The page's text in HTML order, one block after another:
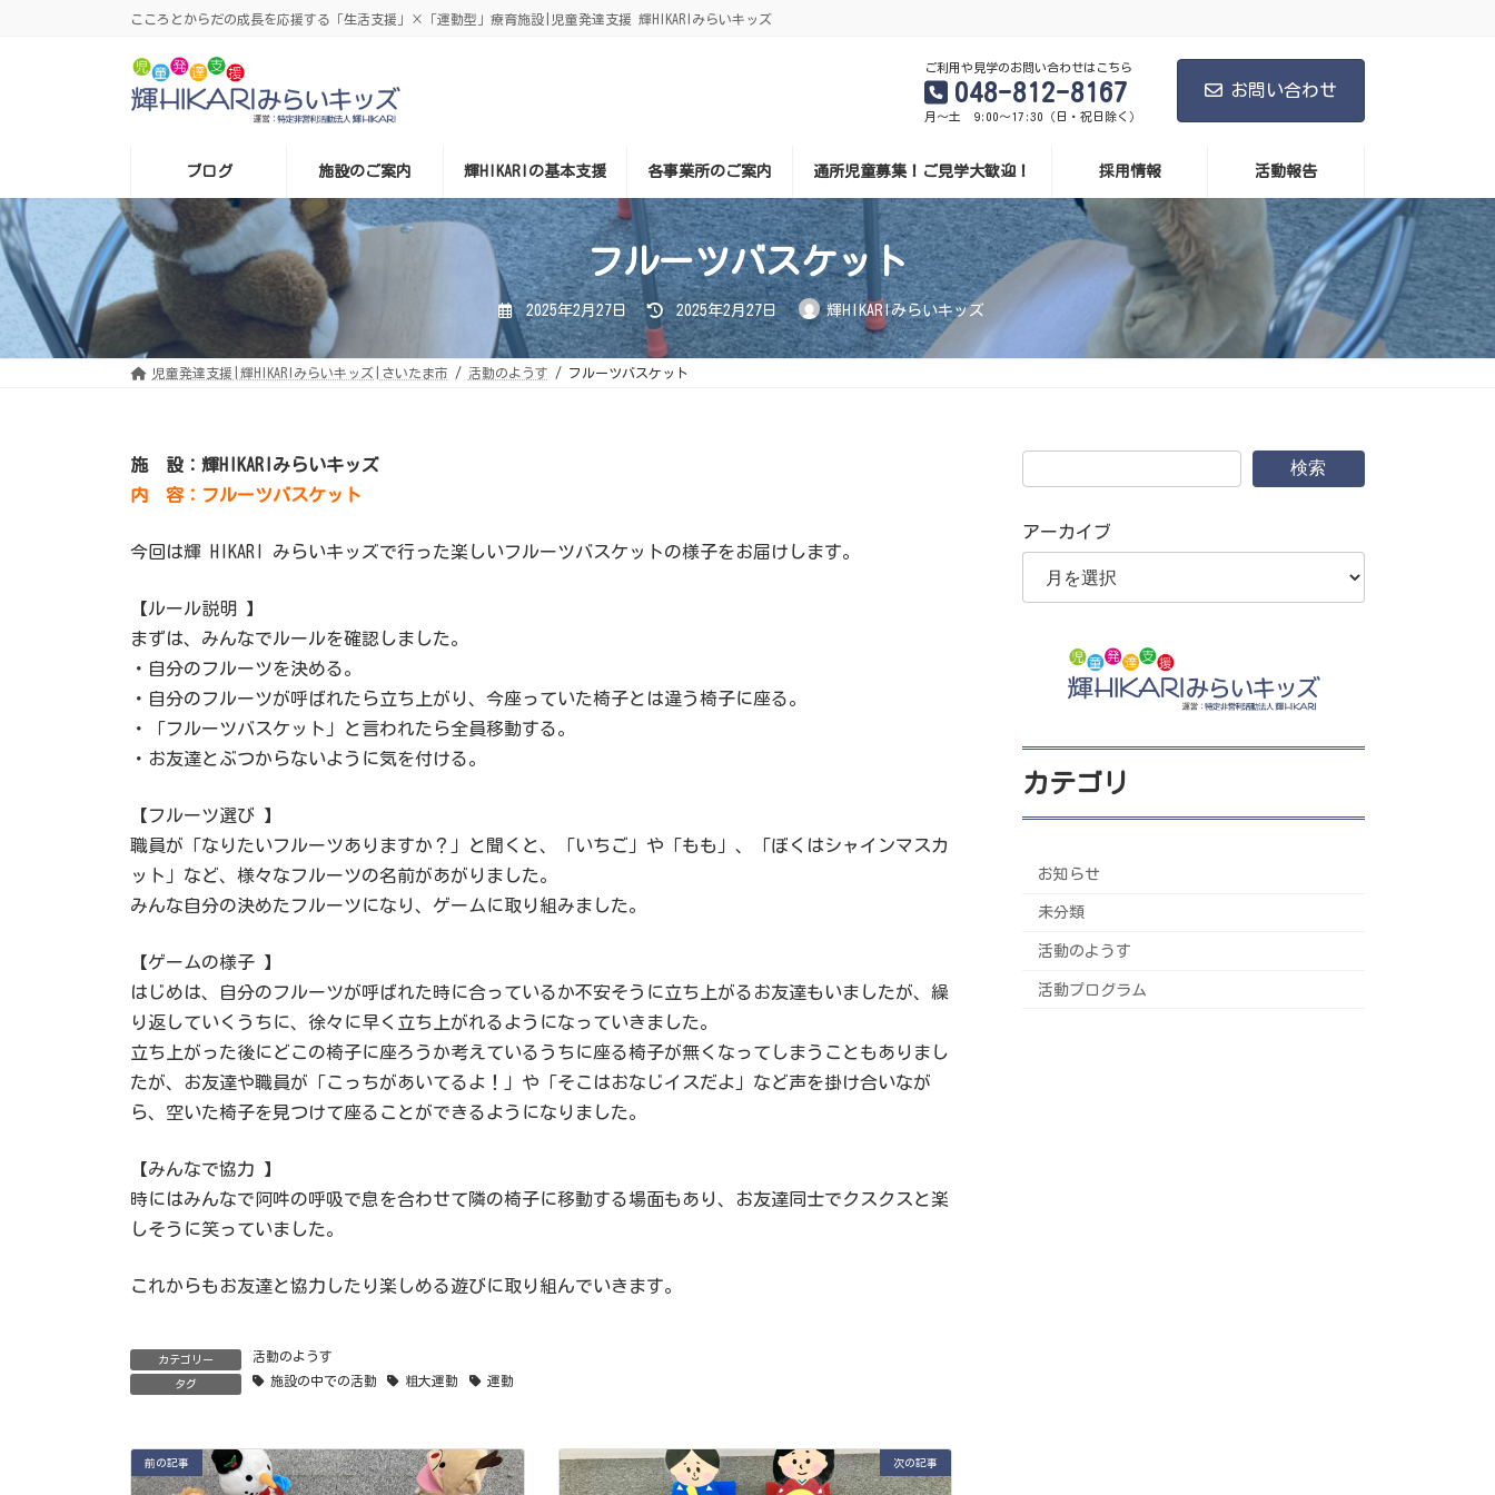
こころとからだの成長を応援する「生活支援」×「運動型」療育施設|児童発達支援 輝HIKARIみらいキッズ
ご利用や見学のお問い合わせはこちら
048-812-8167
月～土 9:00～17:30（日・祝日除く）
お問い合わせ
ブログ 施設のご案内 輝HIKARIの基本支援 各事業所のご案内 通所児童募集！ご見学大歓迎！ 採用情報 活動報告
フルーツバスケット
2025年2月27日
最
終
更
新
日
時
2025年2月27日 輝HIKARIみらいキッズ
児童発達支援|輝HIKARIみらいキッズ|さいたま市 活動のようす フルーツバスケット
施 設：輝HIKARIみらいキッズ
内 容：フルーツバスケット
今回は輝 HIKARI みらいキッズで行った楽しいフルーツバスケットの様子をお届けします。
【ルール説明 】
まずは、みんなでルールを確認しました。
・自分のフルーツを決める。
・自分のフルーツが呼ばれたら立ち上がり、今座っていた椅子とは違う椅子に座る。
・「フルーツバスケット」と言われたら全員移動する。
・お友達とぶつからないように気を付ける。
【フルーツ選び 】
職員が「なりたいフルーツありますか？」と聞くと、「いちご」や「もも」、「ぼくはシャインマスカ
ット」など、様々なフルーツの名前があがりました。
みんな自分の決めたフルーツになり、ゲームに取り組みました。
【ゲームの様子 】
はじめは、自分のフルーツが呼ばれた時に合っているか不安そうに立ち上がるお友達もいましたが、繰
り返していくうちに、徐々に早く立ち上がれるようになっていきました。
立ち上がった後にどこの椅子に座ろうか考えているうちに座る椅子が無くなってしまうこともありまし
たが、お友達や職員が「こっちがあいてるよ！」や「そこはおなじイスだよ」など声を掛け合いなが
ら、空いた椅子を見つけて座ることができるようになりました。
【みんなで協力 】
時にはみんなで阿吽の呼吸で息を合わせて隣の椅子に移動する場面もあり、お友達同士でクスクスと楽
しそうに笑っていました。
これからもお友達と協力したり楽しめる遊びに取り組んでいきます。
カテゴリー 活動のようす
タグ 施設の中での活動 粗大運動 運動
前の記事 次の記事
検索
アーカイブ
カテゴリ
お知らせ
未分類
活動のようす
活動プログラム